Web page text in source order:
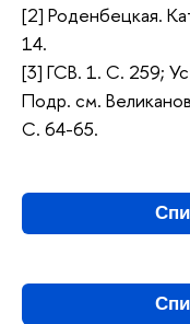
[2] Роденбецкая.
14.
[3] ГСВ. 1. С. 259;
Подр. см.
С. 64-65.